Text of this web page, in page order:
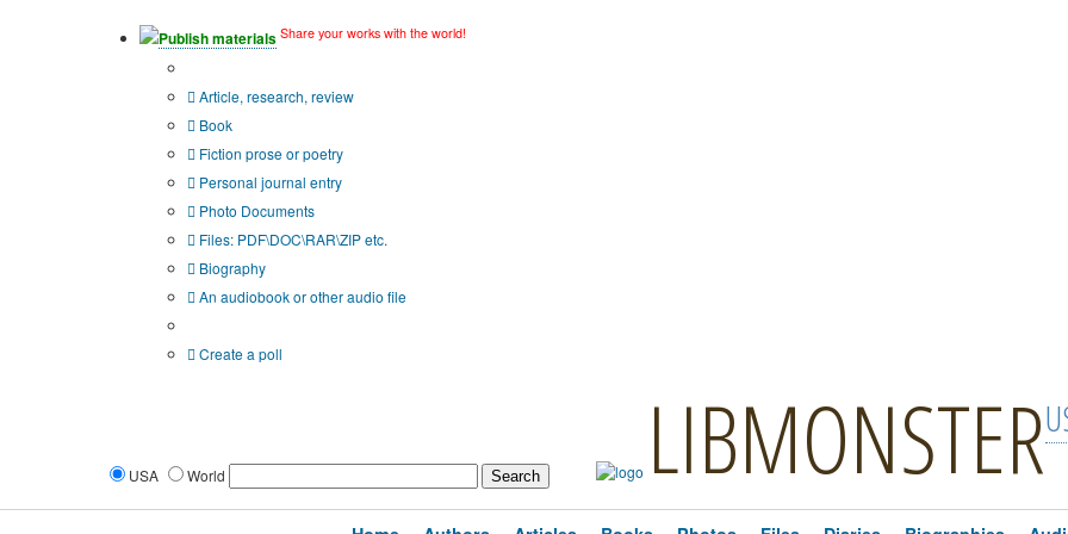
Publish materials Share your works with the world!
Article, research, review
Book
Fiction prose or poetry
Personal journal entry
Photo Documents
Files: PDF\DOC\RAR\ZIP etc.
Biography
An audiobook or other audio file
Create a poll
USA World LIBMONSTER